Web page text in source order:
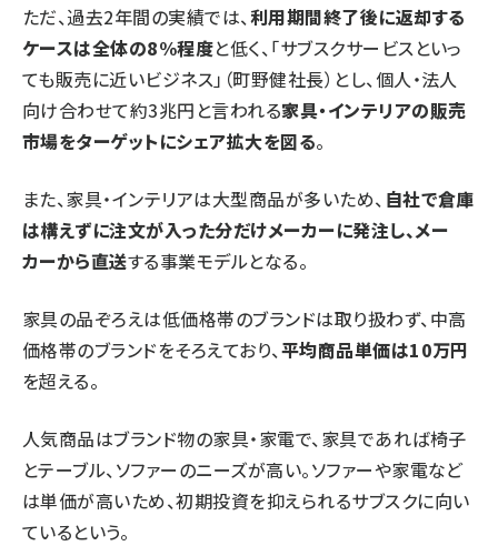
ただ、過去2年間の実績では、利用期間終了後に返却する
ケースは全体の8%程度と低く、「サブスクサービスといっ
ても販売に近いビジネス」（町野健社長）とし、個人・法人
向け合わせて約3兆円と言われる家具・インテリアの販売
市場をターゲットにシェア拡大を図る。
また、家具・インテリアは大型商品が多いため、 自社で倉庫
は構えずに注文が入った分だけメーカーに発注し、メー
カーから直送する事業モデルとなる。
家具の品ぞろえは低価格帯のブランドは取り扱わず、中高
価格帯のブランドをそろえており、平均商品単価は10万円
を超える。
人気商品はブランド物の家具・家電で、家具であれば椅子
とテーブル、ソファーのニーズが高い。ソファーや家電など
は単価が高いため、初期投資を抑えられるサブスクに向い
ているという。